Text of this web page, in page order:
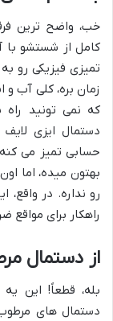
خب، واضح ترین
کامل از شستشو با
تمیزی فیزیکی رو
زمان بره، کلی آب
که نمی تونید
دستمال ایزی
حسابی تمیز می
بهتون میده، اما
رو نداره. در
راهکار برای مواقع
از دستمال
بله، قطعاً! این
دستمال های